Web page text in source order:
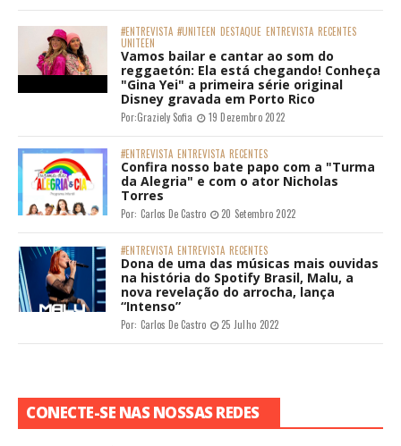
#ENTREVISTA #UNITEEN DESTAQUE ENTREVISTA RECENTES
UNITEEN
Vamos bailar e cantar ao som do
reggaetón: Ela está chegando! Conheça
"Gina Yei" a primeira série original
Disney gravada em Porto Rico
Por:Graziely Sofia 19 Dezembro 2022
#ENTREVISTA ENTREVISTA RECENTES
Confira nosso bate papo com a "Turma
da Alegria" e com o ator Nicholas
Torres
Por: Carlos De Castro 20 Setembro 2022
#ENTREVISTA ENTREVISTA RECENTES
Dona de uma das músicas mais ouvidas
na história do Spotify Brasil, Malu, a
nova revelação do arrocha, lança
“Intenso”
Por: Carlos De Castro 25 Julho 2022
CONECTE-SE NAS NOSSAS REDES